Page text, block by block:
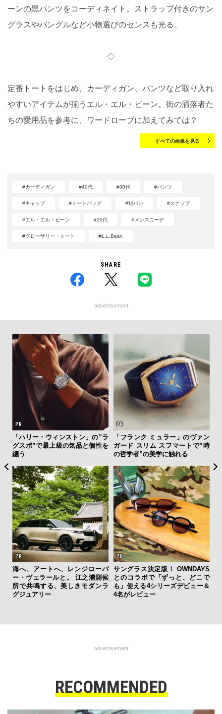
ーンの黒パンツをコーディネイト。ストラップ付きのサン
グラスやバングルなど小物選びのセンスも光る。
◇
定番トートをはじめ、カーディガン、パンツなど取り入れ
やすいアイテムが揃うエル・エル・ビーン。街の洒落者た
ちの愛用品を参考に、ワードローブに加えてみては？
すべての画像を見る
#カーディガン #40代 #30代 #パンツ
#キャップ #トートバッグ #短パン #スナップ
#エル・エル・ビーン #20代 #メンズコーデ
#グローサリー・トート #L.L.Bean
SHARE
advertisement
「ハリー・ウィンストン」の”ラ
グスポ”で最上級の気品と個性を
纏う
「フランク ミュラー」のヴァン
ガード スリム スフマートで”時
の哲学者”の美学に触れる
海へ、アートへ、レンジローバ
ー・ヴェラールと。 江之浦測候
所で共鳴する、美しきモダンラ
グジュアリー
サングラス決定版！ OWNDAYS
とのコラボで「ずっと、どこで
も」使える4シリーズデビュー＆
4名がレビュー
モ
advertisement
RECOMMENDED